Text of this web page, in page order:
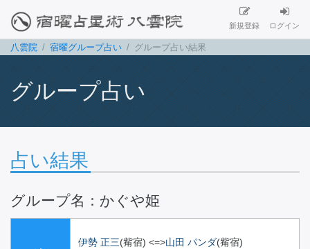
新規登録 ログイン
八雲院 宿曜グループ占い グループ占い結果
グループ占い
占い結果
グループ名：かぐや姫
伊勢 正三(觜宿) <=>山田 パンダ(觜宿)